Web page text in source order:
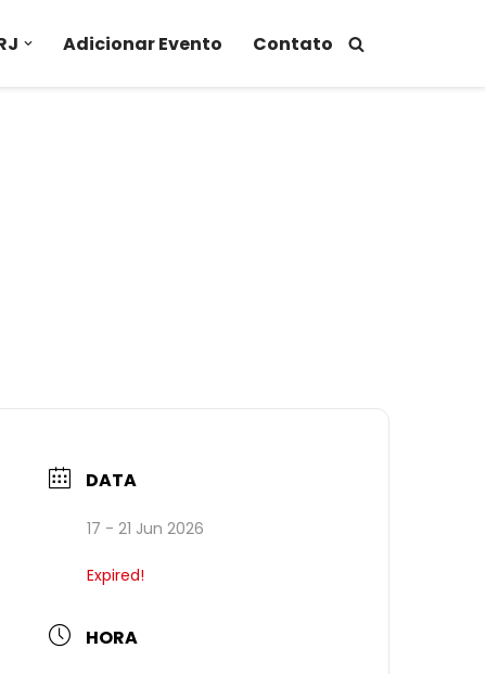
Adicionar Evento Contato
DATA
17 - 21 Jun 2026
Expired!
HORA